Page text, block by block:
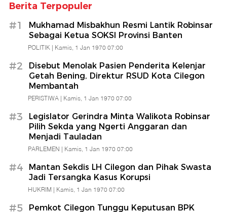
Berita Terpopuler
#1
Mukhamad Misbakhun Resmi Lantik Robinsar
Sebagai Ketua SOKSI Provinsi Banten
POLITIK | Kamis, 1 Jan 1970 07:00
#2
Disebut Menolak Pasien Penderita Kelenjar
Getah Bening, Direktur RSUD Kota Cilegon
Membantah
PERISTIWA | Kamis, 1 Jan 1970 07:00
#3
Legislator Gerindra Minta Walikota Robinsar
Pilih Sekda yang Ngerti Anggaran dan
Menjadi Tauladan
PARLEMEN | Kamis, 1 Jan 1970 07:00
#4
Mantan Sekdis LH Cilegon dan Pihak Swasta
Jadi Tersangka Kasus Korupsi
HUKRIM | Kamis, 1 Jan 1970 07:00
#5 Pemkot Cilegon Tunggu Keputusan BPK